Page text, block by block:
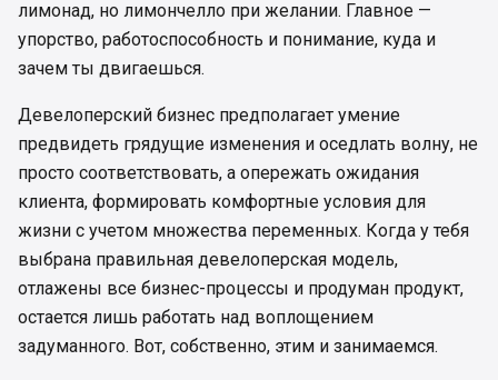
лимонад, но лимончелло при желании. Главное —
упорство, работоспособность и понимание, куда и
зачем ты двигаешься.
Девелоперский бизнес предполагает умение
предвидеть грядущие изменения и оседлать волну, не
просто соответствовать, а опережать ожидания
клиента, формировать комфортные условия для
жизни с учетом множества переменных. Когда у тебя
выбрана правильная девелоперская модель,
отлажены все бизнес-процессы и продуман продукт,
остается лишь работать над воплощением
задуманного. Вот, собственно, этим и занимаемся.